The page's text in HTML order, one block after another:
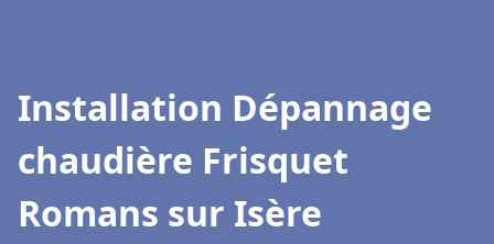
Installation Dépannage
chaudière Frisquet
Romans sur Isère